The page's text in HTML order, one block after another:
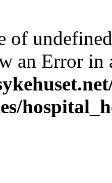
of
an Error in